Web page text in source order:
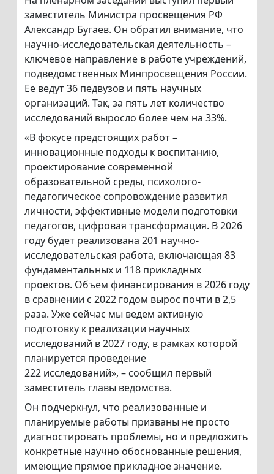
заместитель Министра просвещения РФ
Александр Бугаев. Он обратил внимание, что
научно-исследовательская деятельность –
ключевое направление в работе учреждений,
подведомственных Минпросвещения России.
Ее ведут 36 педвузов и пять научных
организаций. Так, за пять лет количество
исследований выросло более чем на 33%.
«В фокусе предстоящих работ –
инновационные подходы к воспитанию,
проектирование современной
образовательной среды, психолого-
педагогическое сопровождение развития
личности, эффективные модели подготовки
педагогов, цифровая трансформация. В 2026
году будет реализована 201 научно-
исследовательская работа, включающая 83
фундаментальных и 118 прикладных
проектов. Объем финансирования в 2026 году
в сравнении с 2022 годом вырос почти в 2,5
раза. Уже сейчас мы ведем активную
подготовку к реализации научных
исследований в 2027 году, в рамках которой
планируется проведение
222 исследований», – сообщил первый
заместитель главы ведомства.
Он подчеркнул, что реализованные и
планируемые работы призваны не просто
диагностировать проблемы, но и предложить
конкретные научно обоснованные решения,
имеющие прямое прикладное значение.